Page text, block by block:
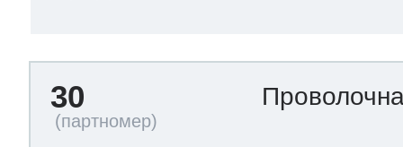
30